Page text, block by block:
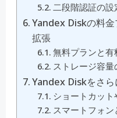
二段階認証の設
Yandex Diskの料
拡張
無料プランと
ストレージ容
Yandex Diskをさら
ショートカッ
スマートフォ